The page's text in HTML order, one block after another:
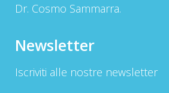
Dr. Cosmo Sammarra.
Newsletter
Iscriviti alle nostre newsletter